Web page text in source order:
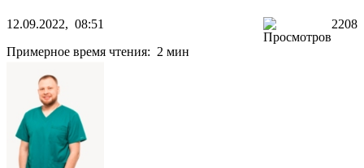
12.09.2022, 08:51
2208
Примерное время чтения: 2 мин